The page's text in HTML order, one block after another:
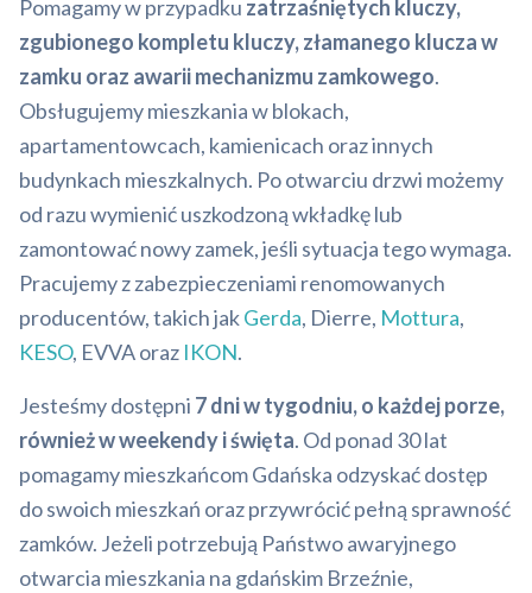
Pomagamy w przypadku zatrzaśniętych kluczy,
zgubionego kompletu kluczy, złamanego klucza w
zamku oraz awarii mechanizmu zamkowego.
Obsługujemy mieszkania w blokach,
apartamentowcach, kamienicach oraz innych
budynkach mieszkalnych. Po otwarciu drzwi możemy
od razu wymienić uszkodzoną wkładkę lub
zamontować nowy zamek, jeśli sytuacja tego wymaga.
Pracujemy z zabezpieczeniami renomowanych
producentów, takich jakGerda, Dierre, Mottura,
KESO, EVVA oraz IKON.
Jesteśmy dostępni 7 dni w tygodniu, o każdej porze,
również w weekendy i święta. Od ponad 30 lat
pomagamy mieszkańcom Gdańska odzyskać dostęp
do swoich mieszkań oraz przywrócić pełną sprawność
zamków. Jeżeli potrzebują Państwo awaryjnego
otwarcia mieszkania na gdańskim Brzeźnie,